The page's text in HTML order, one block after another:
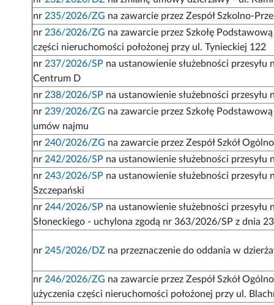
nr 235/2026/ZG na zawarcie przez Zespół Szkolno-
nr 236/2026/ZG na zawarcie przez Szkołę
części nieruchomości położonej przy ul. Tynieckiej 122
nr 237/2026/SP na ustanowienie służebności
Centrum D
nr 238/2026/SP na ustanowienie służebności
nr 239/2026/ZG na zawarcie przez Szkołę
umów najmu
nr 240/2026/ZG na zawarcie przez Zespół Szkół
nr 242/2026/SP na ustanowienie służebności
nr 243/2026/SP na ustanowienie służebności
Szczepański
nr 244/2026/SP na ustanowienie służebności
Słoneckiego - uchylona zgodą nr 363/2026/SP z dnia
nr 245/2026/DZ na przeznaczenie do oddania w
nr 246/2026/ZG na zawarcie przez Zespół Szkół
użyczenia części nieruchomości położonej przy ul.